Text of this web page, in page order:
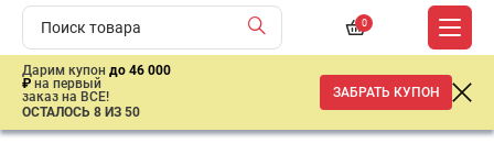
0
Дарим купон до 46 000
₽ на первый
заказ на ВСЕ!
ОСТАЛОСЬ 8 ИЗ 50
ЗАБРАТЬ КУПОН